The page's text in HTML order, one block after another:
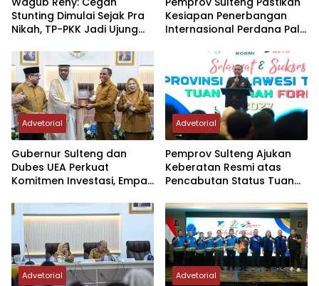
Stunting Dimulai Sejak Pra
Nikah, TP-PKK Jadi Ujung
Kesiapan Penerbangan
Internasional Perdana Palu
Advetorial
Gubernur Sulteng dan
Dubes UEA Perkuat
Komitmen Investasi, Empat
Advetorial
Pemprov Sulteng Ajukan
Keberatan Resmi atas
Pencabutan Status Tuan
2027
Advetorial Advetorial